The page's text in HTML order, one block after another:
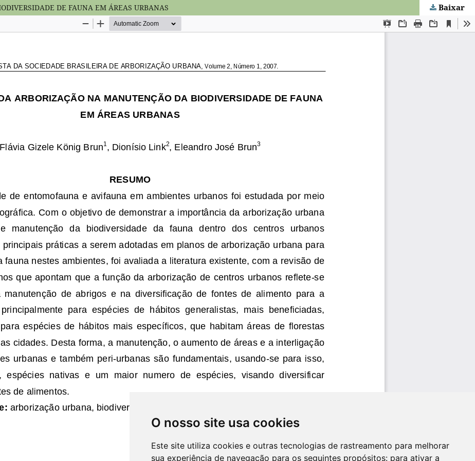
O nosso site usa cookies
Este site utiliza cookies e outras tecnologias de rastreamento para melhorar
sua experiência de navegação para os seguintes propósitos: para ativar a
DE FAUNA EM ÁREAS URBANAS Baixar